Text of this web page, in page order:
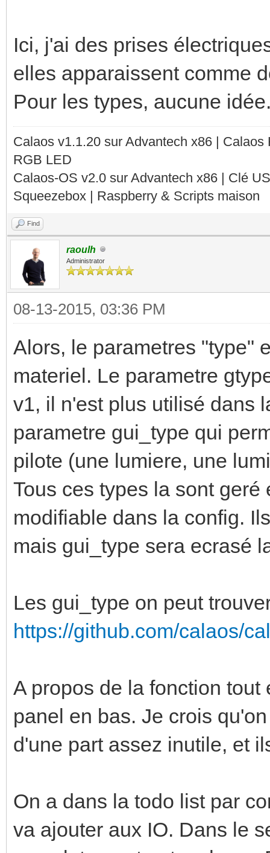
Ici, j'ai des prises
elles apparaissent comme
Pour les types, aucune
Calaos v1.1.20 sur Advantech x86 |
RGB LED
Calaos-OS v2.0 sur Advantech x86 | Clé
Squeezebox | Raspberry & Scripts maison
Find
raoulh
Administrator
08-13-2015, 03:36 PM
Alors, le parametres "type"
materiel. Le parametre
v1, il n'est plus utilisé dans
parametre gui_type qui
pilote (une lumiere, une
Tous ces types la sont
modifiable dans la config.
mais gui_type sera ecrasé
Les gui_type on peut
https://github.com/calaos/
A propos de la fonction
panel en bas. Je crois
d'une part assez inutile, et
On a dans la todo list par
va ajouter aux IO. Dans le